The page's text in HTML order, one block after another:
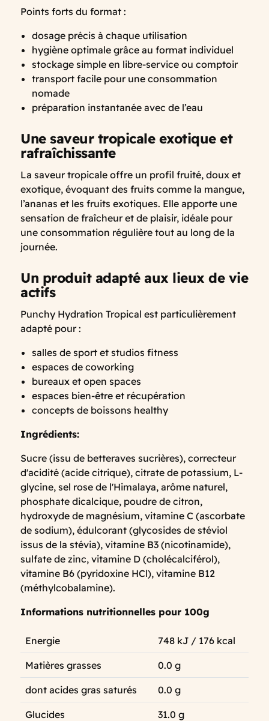
Points forts du format :
dosage précis à chaque utilisation
hygiène optimale grâce au format individuel
stockage simple en libre-service ou comptoir
transport facile pour une consommation
nomade
préparation instantanée avec de l’eau
Une saveur tropicale exotique et
rafraîchissante
La saveur tropicale offre un profil fruité, doux et
exotique, évoquant des fruits comme la mangue,
l’ananas et les fruits exotiques. Elle apporte une
sensation de fraîcheur et de plaisir, idéale pour
une consommation régulière tout au long de la
journée.
Un produit adapté aux lieux de vie
actifs
Punchy Hydration Tropical est particulièrement
adapté pour :
salles de sport et studios fitness
espaces de coworking
bureaux et open spaces
espaces bien-être et récupération
concepts de boissons healthy
Ingrédients:
Sucre (issu de betteraves sucrières), correcteur
d'acidité (acide citrique), citrate de potassium, L-
glycine, sel rose de l'Himalaya, arôme naturel,
phosphate dicalcique, poudre de citron,
hydroxyde de magnésium, vitamine C (ascorbate
de sodium), édulcorant (glycosides de stéviol
issus de la stévia), vitamine B3 (nicotinamide),
sulfate de zinc, vitamine D (cholécalciférol),
vitamine B6 (pyridoxine HCl), vitamine B12
(méthylcobalamine).
Informations nutritionnelles pour 100g
Energie 748 kJ / 176 kcal
Matières grasses 0.0 g
dont acides gras saturés 0.0 g
Glucides 31.0 g